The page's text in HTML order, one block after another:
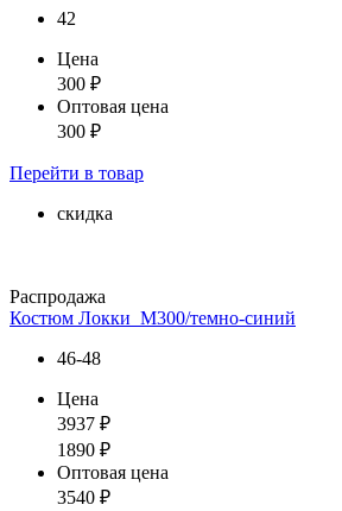
42
Цена
300 ₽
Оптовая цена
300 ₽
Перейти в товар
скидка
Распродажа
Костюм Локки_М300/темно-синий
46-48
Цена
3937 ₽
1890 ₽
Оптовая цена
3540 ₽